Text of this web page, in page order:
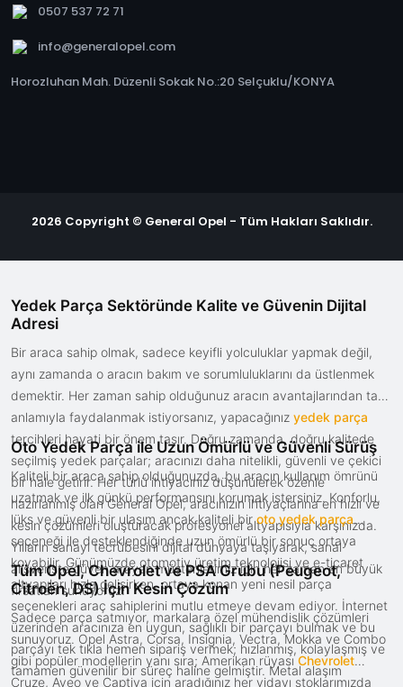
0507 537 72 71
info@generalopel.com
Horozluhan Mah. Düzenli Sokak No.:20 Selçuklu/KONYA
2026 Copyright © General Opel - Tüm Hakları Saklıdır.
Yedek Parça Sektöründe Kalite ve Güvenin Dijital
Adresi
Bir araca sahip olmak, sadece keyifli yolculuklar yapmak değil,
aynı zamanda o aracın bakım ve sorumluluklarını da üstlenmek
demektir. Her zaman sahip olduğunuz aracın avantajlarından tam
anlamıyla faydalanmak istiyorsanız, yapacağınız yedek parça
tercihleri hayati bir önem taşır. Doğru zamanda, doğru kalitede
seçilmiş yedek parçalar; aracınızı daha nitelikli, güvenli ve çekici
bir hale getirir. Her türlü ihtiyacınız düşünülerek özenle
hazırlanmış olan General Opel, aracınızın ihtiyaçlarına en hızlı ve
kesin çözümleri oluşturacak profesyonel altyapısıyla karşınızda.
Yılların sanayi tecrübesini dijital dünyaya taşıyarak, sanal
alışverişte güven arayan müşterilerimiz için her zaman en büyük
fırsatları sunuyoruz.
Oto Yedek Parça ile Uzun Ömürlü ve Güvenli Sürüş
Kaliteli bir araca sahip olduğunuzda, bu aracın kullanım ömrünü
uzatmak ve ilk günkü performansını korumak istersiniz. Konforlu,
lüks ve güvenli bir ulaşım ancak kaliteli biroto yedek parça
seçeneği ile desteklendiğinde uzun ömürlü bir sonuç ortaya
koyabilir. Günümüzde otomotiv üretim teknolojisi ve e-ticaret
altyapıları hızla gelişirken, ortaya konan yeni nesil parça
seçenekleri araç sahiplerini mutlu etmeye devam ediyor. İnternet
üzerinden aracınıza en uygun, sağlıklı bir parçayı bulmak ve bu
parçayı tek tıkla hemen sipariş vermek; hızlanmış, kolaylaşmış ve
tamamen güvenilir bir süreç haline gelmiştir. Metal alaşım
Tüm Opel, Chevrolet ve PSA Grubu (Peugeot,
Citroën, DS) İçin Kesin Çözüm
Sadece parça satmıyor, markalara özel mühendislik çözümleri
sunuyoruz. Opel Astra, Corsa, Insignia, Vectra, Mokka ve Combo
gibi popüler modellerin yanı sıra; Amerikan rüyasıChevrolet
Cruze, Aveo ve Captiva için aradığınız her vidayı stoklarımızda